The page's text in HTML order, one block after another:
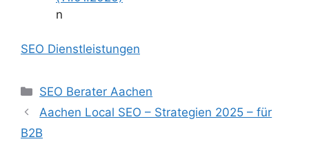
n
SEO Dienstleistungen
Kategorien
SEO Berater Aachen
Aachen Local SEO – Strategien 2025 – für
B2B